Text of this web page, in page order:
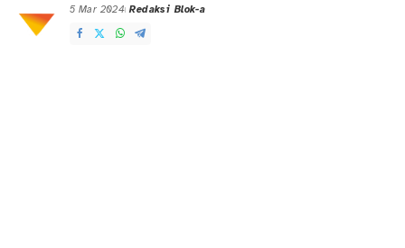
5 Mar 2024
Posted
by
Redaksi Blok-a